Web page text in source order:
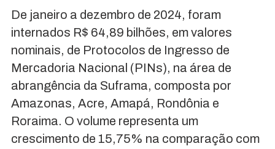
De janeiro a dezembro de 2024, foram
internados R$ 64,89 bilhões, em valores
nominais, de Protocolos de Ingresso de
Mercadoria Nacional (PINs), na área de
abrangência da Suframa, composta por
Amazonas, Acre, Amapá, Rondônia e
Roraima. O volume representa um
crescimento de 15,75% na comparação com